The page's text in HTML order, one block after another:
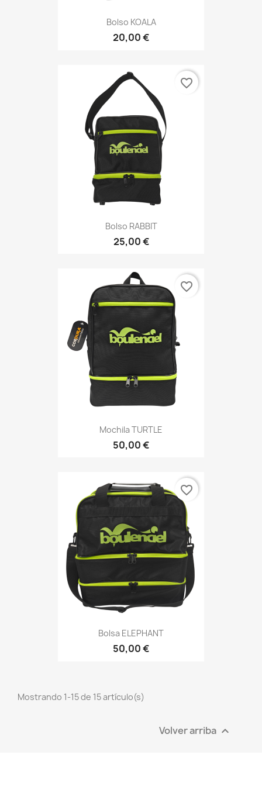
Bolso KOALA
20,00 €
Bolso RABBIT
25,00 €
favorite_border
Mochila TURTLE
50,00 €
favorite_border
Bolsa ELEPHANT
50,00 €
favorite_border
Mostrando 1-15 de 15 artículo(s)
Volver arriba 